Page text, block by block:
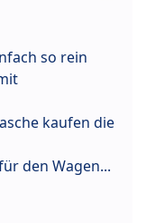
so rein
kaufen die
den Wagen...